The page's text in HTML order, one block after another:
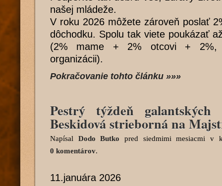
našej mládeže.
V roku 2026 môžete zároveň poslať
dôchodku. Spolu tak viete poukázať
(2% mame + 2% otcovi + 2%,
organizácii).
Pokračovanie tohto článku »»»
Pestrý týždeň
Beskidová strieborná na
Napísal Dodo Butko pred siedmimi mesiacmi v
0 komentárov.
11.januára 2026